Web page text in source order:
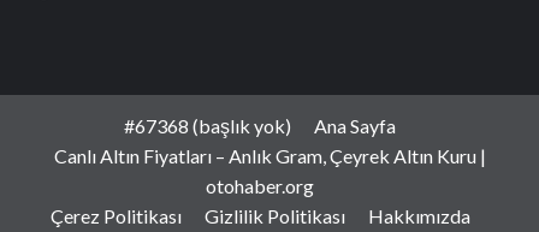
#67368 (başlık yok)
Ana Sayfa
Canlı Altın Fiyatları – Anlık Gram, Çeyrek Altın Kuru |
otohaber.org
Çerez Politikası
Gizlilik Politikası
Hakkımızda